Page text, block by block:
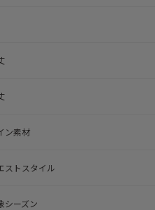
ン素材
ストスタイル
シーズン